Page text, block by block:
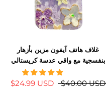
غلاف هاتف آيفون مزين بأزهار
بنفسجية مع واقي عدسة كريستالي
$24.99 USD $40.00 USD